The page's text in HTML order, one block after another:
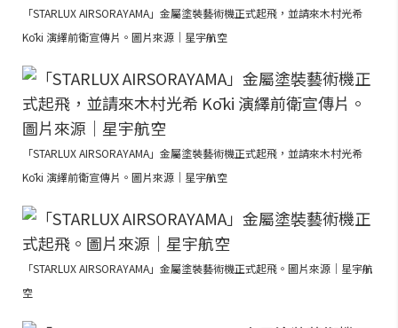
「STARLUX AIRSORAYAMA」金屬塗裝藝術機正式起飛，並請來木村光希
Kōki 演繹前衛宣傳片。圖片來源｜星宇航空
「STARLUX AIRSORAYAMA」金屬塗裝藝術機正式起飛，並請來木村光希
Kōki 演繹前衛宣傳片。圖片來源｜星宇航空
「STARLUX AIRSORAYAMA」金屬塗裝藝術機正式起飛。圖片來源｜星宇航
空